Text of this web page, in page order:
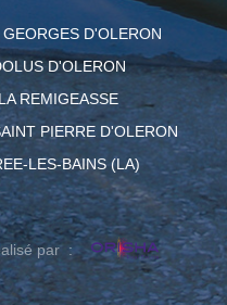
D'OLERON
D'OLERON
REMIGEASSE
PIERRE D'OLERON
LES-BAINS (LA)
par :